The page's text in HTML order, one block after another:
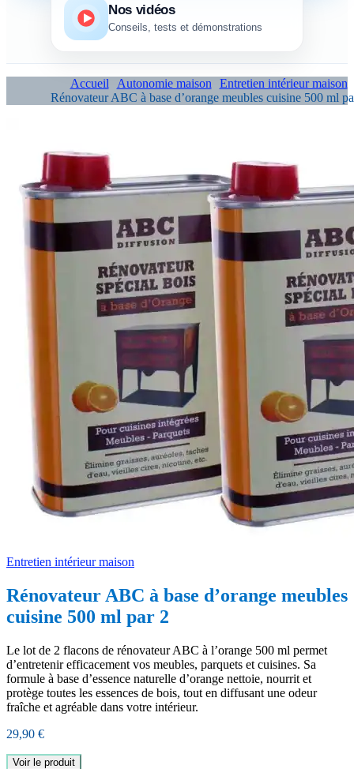
Nos vidéos
Conseils, tests et démonstrations
Accueil Autonomie maison
Entretien intérieur maison
Rénovateur ABC à base d’orange meubles cuisine 500 ml
Entretien intérieur maison
Rénovateur ABC à base d’orange meubles
cuisine 500 ml par 2
Le lot de 2 flacons de rénovateur ABC à l’orange 500 ml permet
d’entretenir efficacement vos meubles, parquets et cuisines. Sa
formule à base d’essence naturelle d’orange nettoie, nourrit et
protège toutes les essences de bois, tout en diffusant une odeur
fraîche et agréable dans votre intérieur.
29,90 €
Voir le produit